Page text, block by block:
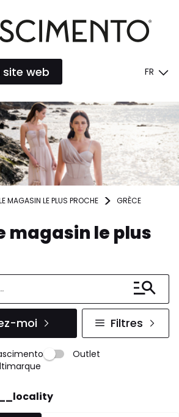
site web FR
MAGASIN LE PLUS PROCHE
GRÈCE
magasin le plus
moi Filtres
Outlet